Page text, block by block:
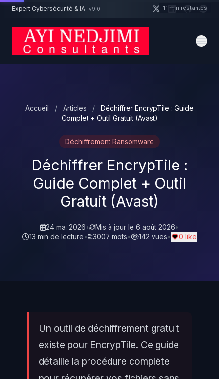
Aller au contenu principal
Expert Cybersécurité & IA v9.0
Accueil / Articles /
Déchiffrer EncrypTile : Guide
Complet + Outil Gratuit (Avast)
Déchiffrement Ransomware
Déchiffrer EncrypTile :
Guide Complet + Outil
Gratuit (Avast)
24 mai 2026• Mis à jour le 6 août 2026•
13 min de lecture• 3007 mots• 142 vues• 0 like
Un outil de déchiffrement gratuit
existe pour EncrypTile. Ce guide
détaille la procédure complète
Un projet cybersécurité ? 11 min restantes